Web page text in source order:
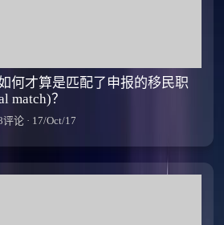
何才算是匹配了申报的移民职
match)？
论 · 17/Oct/17